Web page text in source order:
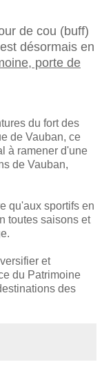
de cou (buff)
désormais en
porte de
du fort des
de Vauban, ce
à ramener d'une
de Vauban,
qu'aux sportifs en
toutes saisons et
et
du Patrimoine
des